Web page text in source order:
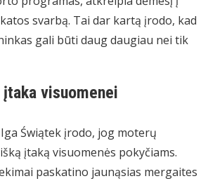
svarbą. Tai dar kartą įrodo, kad
gali būti daug daugiau nei tik
visuomenei
Świątek įrodo, jog moterų
įtaką visuomenės pokyčiams.
paskatino jaunąsias mergaites